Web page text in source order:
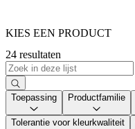
KIES EEN PRODUCT
24 resultaten
Toepassing Productfamilie
Tolerantie voor kleurkwaliteit